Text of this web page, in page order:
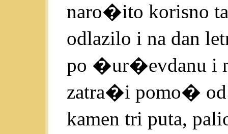
naro�ito korisno
odlazilo i na dan
po �ur�evdanu i
zatra�i pomo�
kamen tri puta,